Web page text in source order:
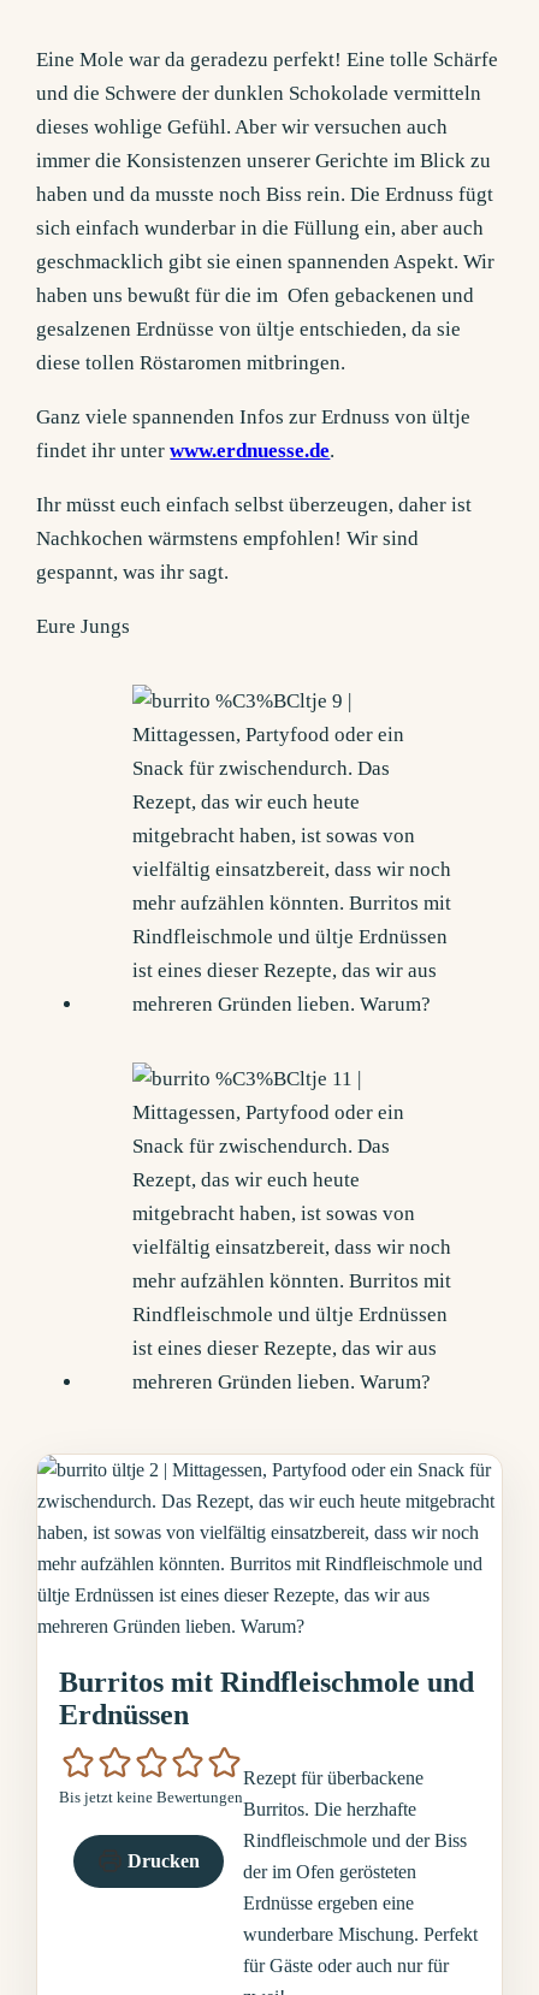
Eine Mole war da geradezu perfekt! Eine tolle Schärfe
und die Schwere der dunklen Schokolade vermitteln
dieses wohlige Gefühl. Aber wir versuchen auch
immer die Konsistenzen unserer Gerichte im Blick zu
haben und da musste noch Biss rein. Die Erdnuss fügt
sich einfach wunderbar in die Füllung ein, aber auch
geschmacklich gibt sie einen spannenden Aspekt. Wir
haben uns bewußt für die im Ofen gebackenen und
gesalzenen Erdnüsse von ültje entschieden, da sie
diese tollen Röstaromen mitbringen.
Ganz viele spannenden Infos zur Erdnuss von ültje
findet ihr unterwww.erdnuesse.de.
Ihr müsst euch einfach selbst überzeugen, daher ist
Nachkochen wärmstens empfohlen! Wir sind
gespannt, was ihr sagt.
Eure Jungs
Burritos mit Rindfleischmole und
Erdnüssen
Bis jetzt keine Bewertungen
Drucken
Rezept für überbackene
Burritos. Die herzhafte
Rindfleischmole und der Biss
der im Ofen gerösteten
Erdnüsse ergeben eine
wunderbare Mischung. Perfekt
für Gäste oder auch nur für